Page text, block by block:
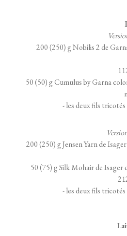
200 (250) g Nobilis 2 de
50 (50) g Cumulus by Garna
- les deux fils
200 (250) g Jensen Yarn de
50 (75) g Silk Mohair de Isager
- les deux fils